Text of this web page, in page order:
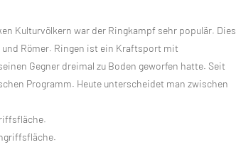
Kulturvölkern war der Ringkampf sehr populär. Dies
und Römer. Ringen ist ein Kraftsport mit
Gegner dreimal zu Boden geworfen hatte. Seit
Programm. Heute unterscheidet man zwischen